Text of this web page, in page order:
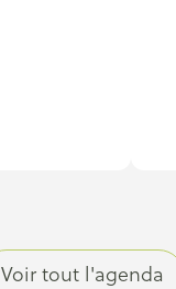
Voir tout l'agenda